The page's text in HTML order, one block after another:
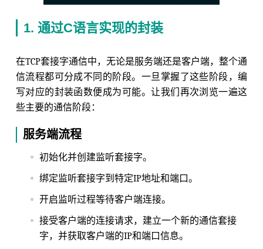
1. 通过C语言实现的封装
在TCP套接字通信中，无论是服务端还是客户端，整个通
信流程都可分成不同的阶段。一旦掌握了这些阶段，编
写对应的封装函数便成为可能。让我们再次浏览一遍这
些主要的通信阶段：
服务端流程
初始化并创建监听套接字。
绑定监听套接字到特定IP地址和端口。
开启监听过程等待客户端连接。
接受客户端的连接请求，建立一个新的通信套接
字，并获取客户端的IP和端口信息。